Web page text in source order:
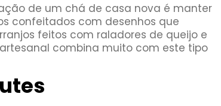
de um chá de casa nova é manter
confeitados com desenhos que
feitos com raladores de queijo e
combina muito com este tipo